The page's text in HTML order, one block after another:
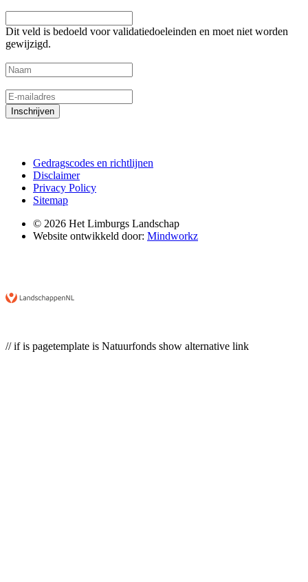
Dit veld is bedoeld voor validatiedoeleinden en moet niet worden
gewijzigd.
Inschrijven
Gedragscodes en richtlijnen
Disclaimer
Privacy Policy
Sitemap
© 2026 Het Limburgs Landschap
Website ontwikkeld door: Mindworkz
// if is pagetemplate is Natuurfonds show alternative link